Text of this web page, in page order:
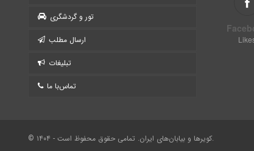
تور و گردشگری
ارسال مطلب
تبلیغات
تماس‌با ما
© ۱۴۰۴ - کویرها و بیابان‌های ایران. تمامی حقوق محفوظ است.